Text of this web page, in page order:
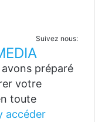
Suivez nous:
préparé
votre
toute
accéder